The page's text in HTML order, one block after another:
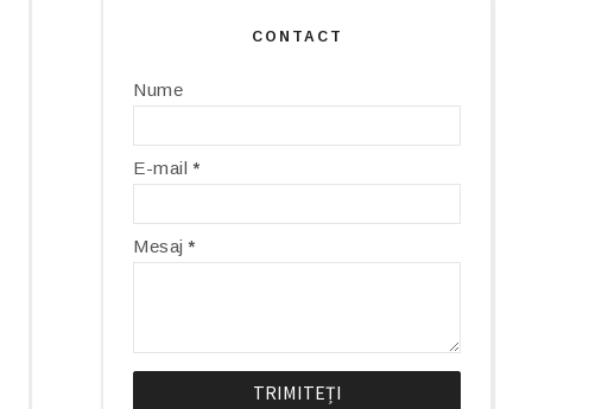
CONTACT
Nume
E-mail*
Mesaj*